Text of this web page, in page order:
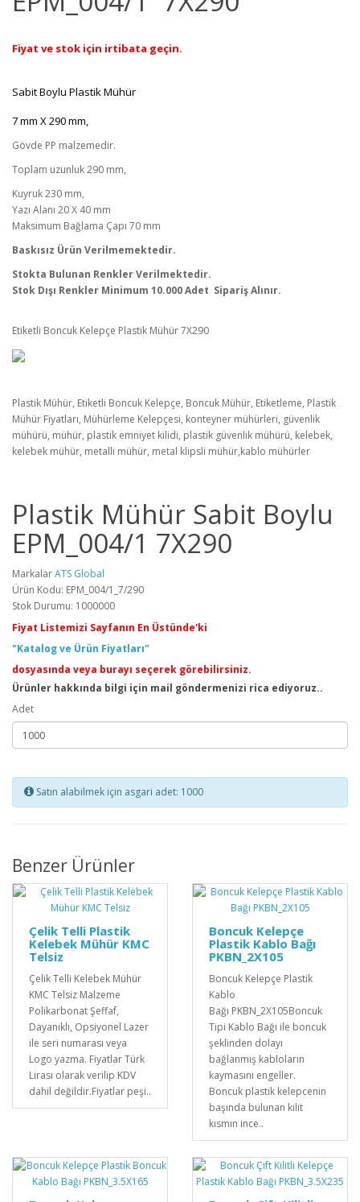
Fiyat ve stok için irtibata geçin.
Sabit Boylu Plastik Mühür
7 mm X 290 mm,
Gövde PP malzemedir.
Toplam uzunluk 290 mm,
Kuyruk 230 mm,
Yazı Alanı 20 X 40 mm
Maksimum Bağlama Çapı 70 mm
Baskısız Ürün Verilmemektedir.
Stokta Bulunan Renkler Verilmektedir.
Stok Dışı Renkler Minimum 10.000 Adet Sipariş Alınır.
Etiketli Boncuk Kelepçe Plastik Mühür 7X290
Plastik Mühür, Etiketli Boncuk Kelepçe, Boncuk Mühür, Etiketleme, Plastik
Mühür Fiyatları, Mühürleme Kelepçesi, konteyner mühürleri, güvenlik
mühürü, mühür, plastik emniyet kilidi, plastik güvenlik mühürü, kelebek,
kelebek mühür, metalli mühür, metal klipsli mühür,kablo mühürler
Plastik Mühür Sabit Boylu
EPM_004/1 7X290
MarkalarATS Global
Ürün Kodu: EPM_004/1_7/290
Stok Durumu: 1000000
Fiyat Listemizi Sayfanın En Üstünde'ki
"Katalog ve Ürün Fiyatları"
dosyasında veya burayı seçerek görebilirsiniz.
Ürünler hakkında bilgi için mail göndermenizi rica ediyoruz..
Adet
Satın alabilmek için asgari adet: 1000
Benzer Ürünler
Çelik Telli Plastik
Kelebek Mühür KMC
Telsiz
Çelik Telli Kelebek Mühür
KMC Telsiz Malzeme
Polikarbonat Şeffaf,
Dayanıklı, Opsiyonel Lazer
ile seri numarası veya
Logo yazma. Fiyatlar Türk
Lirası olarak verilip KDV
dahil değildir.Fiyatlar peşi..
Boncuk Kelepçe
Plastik Kablo Bağı
PKBN_2X105
Boncuk Kelepçe Plastik
Kablo
Bağı PKBN_2X105Boncuk
Tipi Kablo Bağı ile boncuk
şeklinden dolayı
bağlanmış kabloların
kaymasını engeller.
Boncuk plastik kelepcenin
başında bulunan kilit
kısmın ince..